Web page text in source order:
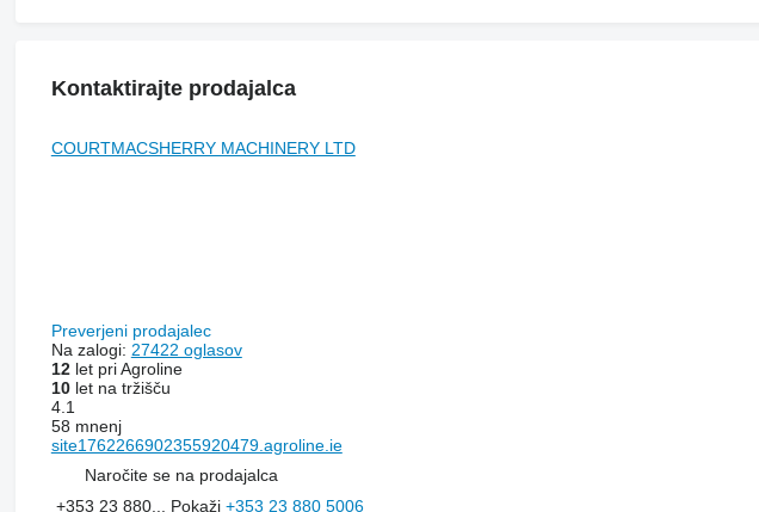
Kontaktirajte prodajalca
COURTMACSHERRY MACHINERY LTD
Preverjeni prodajalec
Na zalogi: 27422 oglasov
12let pri Agroline
10let na tržišču
4.1
58 mnenj
site1762266902355920479.agroline.ie
Naročite se na prodajalca
+353 23 880... Pokaži +353 23 880 5006